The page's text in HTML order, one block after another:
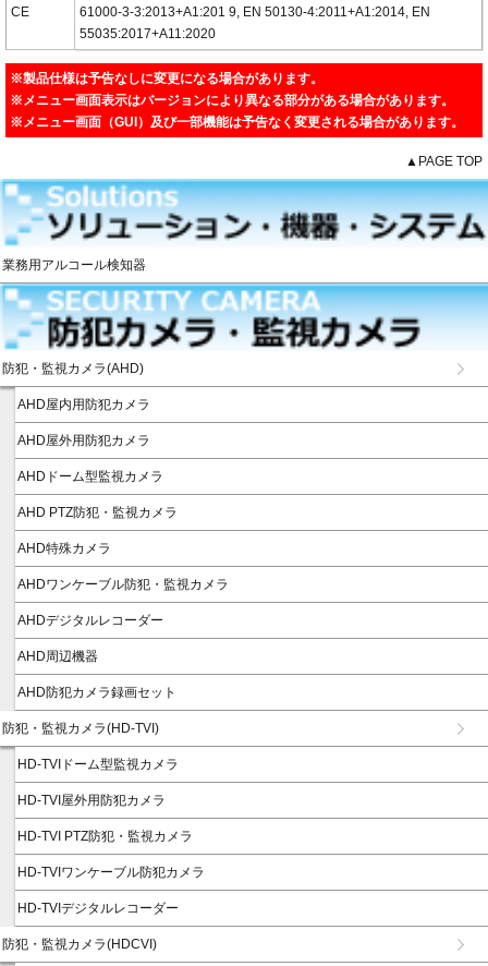
CE
61000-3-3:2013+A1:201 9, EN 50130-4:2011+A1:2014, EN
55035:2017+A11:2020
※製品仕様は予告なしに変更になる場合があります。
※メニュー画面表示はバージョンにより異なる部分がある場合があります。
※メニュー画面（GUI）及び一部機能は予告なく変更される場合があります。
▲PAGE TOP
業務用アルコール検知器
防犯・監視カメラ(AHD)
AHD屋内用防犯カメラ
AHD屋外用防犯カメラ
AHDドーム型監視カメラ
AHD PTZ防犯・監視カメラ
AHD特殊カメラ
AHDワンケーブル防犯・監視カメラ
AHDデジタルレコーダー
AHD周辺機器
AHD防犯カメラ録画セット
防犯・監視カメラ(HD-TVI)
HD-TVIドーム型監視カメラ
HD-TVI屋外用防犯カメラ
HD-TVI PTZ防犯・監視カメラ
HD-TVIワンケーブル防犯カメラ
HD-TVIデジタルレコーダー
防犯・監視カメラ(HDCVI)